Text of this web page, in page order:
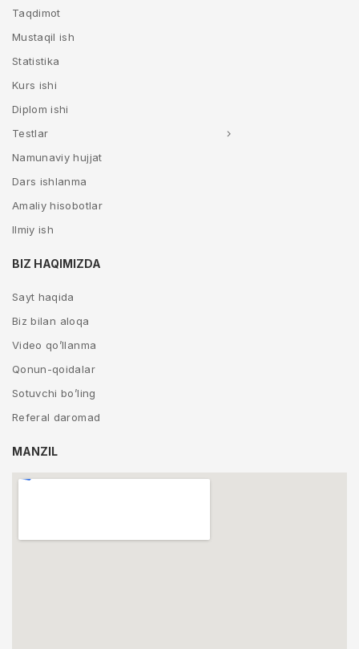
Taqdimot
Mustaqil ish
Statistika
Kurs ishi
Diplom ishi
Testlar
Namunaviy hujjat
Dars ishlanma
Amaliy hisobotlar
Ilmiy ish
BIZ HAQIMIZDA
Sayt haqida
Biz bilan aloqa
Video qo’llanma
Qonun-qoidalar
Sotuvchi bo’ling
Referal daromad
MANZIL